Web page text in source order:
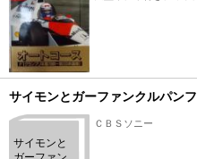
サイモンとガーファンクルパンフ
サイモンと
ＣＢＳソニー